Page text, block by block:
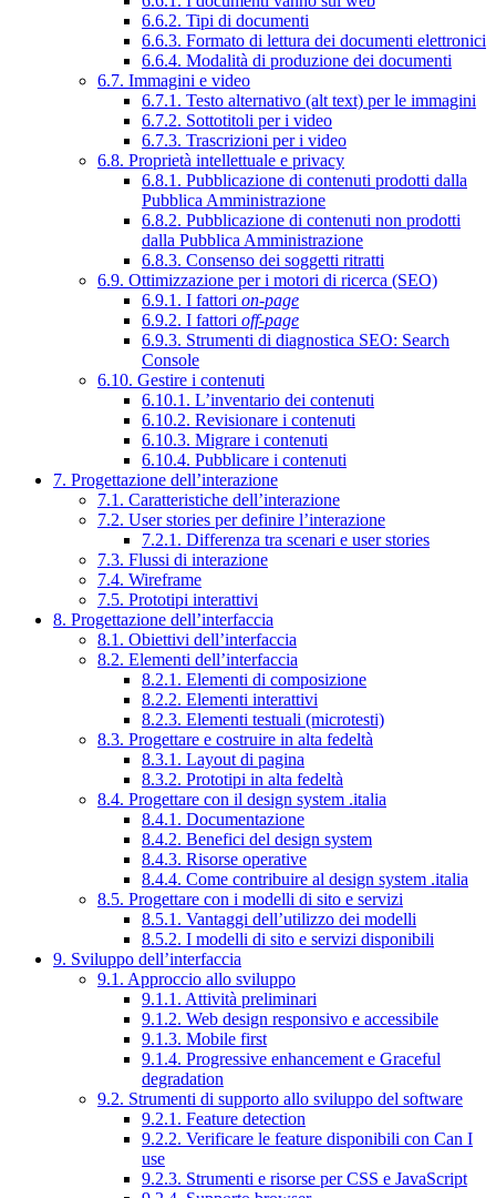
6.6.2. Tipi di documenti
6.6.3. Formato di lettura dei documenti elettronici
6.6.4. Modalità di produzione dei documenti
6.7. Immagini e video
6.7.1. Testo alternativo (alt text) per le immagini
6.7.2. Sottotitoli per i video
6.7.3. Trascrizioni per i video
6.8. Proprietà intellettuale e privacy
6.8.1. Pubblicazione di contenuti prodotti dalla
Pubblica Amministrazione
6.8.2. Pubblicazione di contenuti non prodotti
dalla Pubblica Amministrazione
6.8.3. Consenso dei soggetti ritratti
6.9. Ottimizzazione per i motori di ricerca (SEO)
6.9.1. I fattori on-page
6.9.2. I fattori off-page
6.9.3. Strumenti di diagnostica SEO: Search
Console
6.10. Gestire i contenuti
6.10.1. L’inventario dei contenuti
6.10.2. Revisionare i contenuti
6.10.3. Migrare i contenuti
6.10.4. Pubblicare i contenuti
7. Progettazione dell’interazione
7.1. Caratteristiche dell’interazione
7.2. User stories per definire l’interazione
7.2.1. Differenza tra scenari e user stories
7.3. Flussi di interazione
7.4. Wireframe
7.5. Prototipi interattivi
8. Progettazione dell’interfaccia
8.1. Obiettivi dell’interfaccia
8.2. Elementi dell’interfaccia
8.2.1. Elementi di composizione
8.2.2. Elementi interattivi
8.2.3. Elementi testuali (microtesti)
8.3. Progettare e costruire in alta fedeltà
8.3.1. Layout di pagina
8.3.2. Prototipi in alta fedeltà
8.4. Progettare con il design system .italia
8.4.1. Documentazione
8.4.2. Benefici del design system
8.4.3. Risorse operative
8.4.4. Come contribuire al design system .italia
8.5. Progettare con i modelli di sito e servizi
8.5.1. Vantaggi dell’utilizzo dei modelli
8.5.2. I modelli di sito e servizi disponibili
9. Sviluppo dell’interfaccia
9.1. Approccio allo sviluppo
9.1.1. Attività preliminari
9.1.2. Web design responsivo e accessibile
9.1.3. Mobile first
9.1.4. Progressive enhancement e Graceful
degradation
9.2. Strumenti di supporto allo sviluppo del software
9.2.1. Feature detection
9.2.2. Verificare le feature disponibili con Can I
use
9.2.3. Strumenti e risorse per CSS e JavaScript